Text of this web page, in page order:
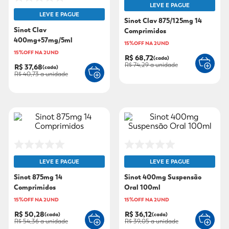
9 º
fralda xg
LEVE E PAGUE
Sinot Clav
400mg+57mg/5ml
Suspensão Oral 70ml
15%OFF NA 2UND
R$ 37,68(cada)
R$ 40,73a unidade
LEVE E PAGUE
Sinot Clav 875/125mg 14
Comprimidos
15%OFF NA 2UND
R$ 68,72(cada)
R$ 74,29a unidade
LEVE E PAGUE
Sinot 875mg 14
Comprimidos
15%OFF NA 2UND
R$ 50,28(cada)
R$ 54,36a unidade
LEVE E PAGUE
Sinot 400mg Suspensão
Oral 100ml
15%OFF NA 2UND
R$ 36,12(cada)
R$ 39,05a unidade